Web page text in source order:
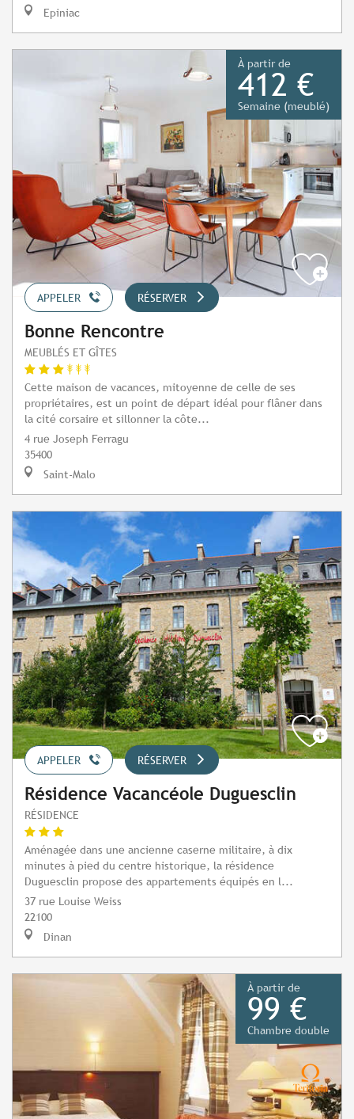
Epiniac
À partir de
412 €
Semaine (meublé)
APPELER RÉSERVER
Bonne Rencontre
MEUBLÉS ET GÎTES
Cette maison de vacances, mitoyenne de celle de ses
propriétaires, est un point de départ idéal pour flâner dans
la cité corsaire et sillonner la côte...
4 rue Joseph Ferragu
35400
Saint-Malo
APPELER RÉSERVER
Résidence Vacancéole Duguesclin
RÉSIDENCE
Aménagée dans une ancienne caserne militaire, à dix
minutes à pied du centre historique, la résidence
Duguesclin propose des appartements équipés en l...
37 rue Louise Weiss
22100
Dinan
À partir de
99 €
Chambre double